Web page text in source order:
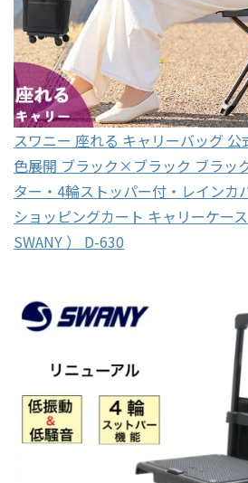
スワニー 座れる キャリーバッグ
色展開 ブラック×ブラック ブラッ
ター・4輪ストッパー付・レインカ
ショッピングカート キャリーケー
SWANY ） D-630